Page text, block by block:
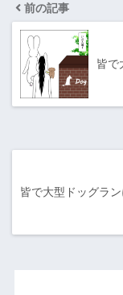
前の記事
皆で
皆で大型ドッグラ